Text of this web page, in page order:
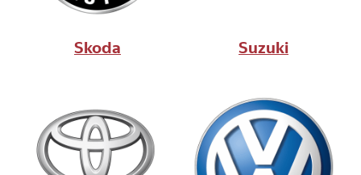
Skoda Suzuki